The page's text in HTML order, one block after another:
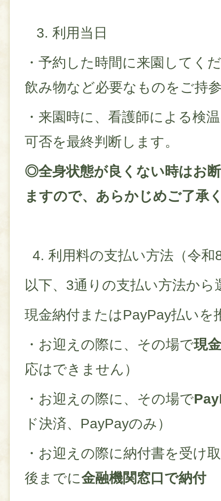
3. 利用当日
・予約した時間に来園してく
飲み物など必要なものをご持
・来園時に、看護師による検
可否を最終判断します。
◎全身状態が良くない時はお
ますので、あらかじめご了承
4. 利用料の支払い方法（令和
以下、3通りの支払い方法から
現金納付またはPayPay払いを
・お迎えの際に、その場で現
応はできません）
・お迎えの際に、その場で
ド決済、PayPayのみ）
・お迎えの際に納付書を受け
後までに金融機関窓口で納付